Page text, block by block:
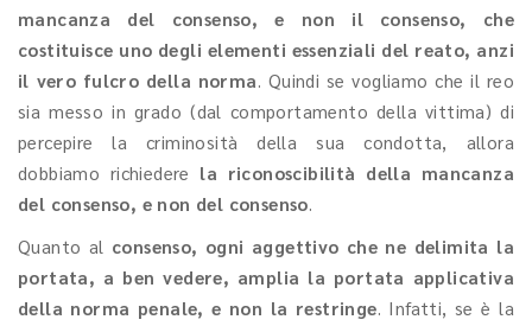
mancanza del consenso, e non il consenso, che
costituisce uno degli elementi essenziali del reato, anzi
il vero fulcro della norma. Quindi se vogliamo che il reo
sia messo in grado (dal comportamento della vittima) di
percepire la criminosità della sua condotta, allora
dobbiamo richiedere la riconoscibilità della mancanza
del consenso, e non del consenso.
Quanto al consenso, ogni aggettivo che ne delimita la
portata, a ben vedere, amplia la portata applicativa
della norma penale, e non la restringe. Infatti, se è la